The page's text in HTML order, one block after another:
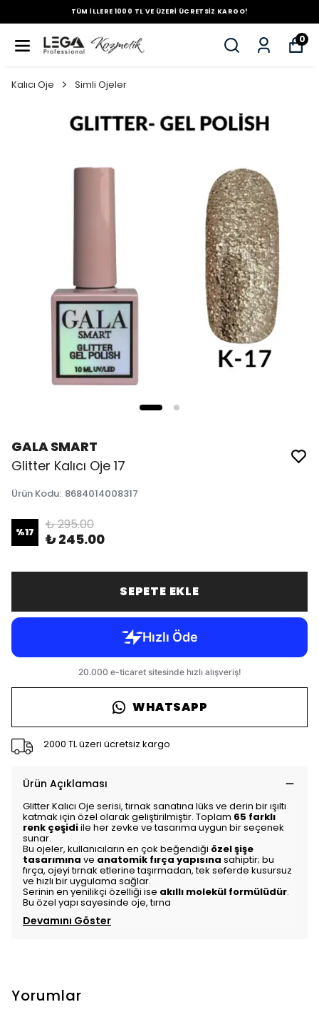
TÜM İLLERE 1000 TL VE ÜZERİ ÜCRETSİZ KARGO!
0
Kalıcı Oje Simli Ojeler
GALA SMART
Glitter Kalıcı Oje 17
Ürün Kodu: 8684014008317
%17 ₺ 295.00
₺ 245.00
SEPETE EKLE
WHATSAPP
2000 TL üzeri ücretsiz kargo
Ürün Açıklaması
Glitter Kalıcı Oje serisi, tırnak sanatına lüks ve derin bir ışıltı
katmak için özel olarak geliştirilmiştir. Toplam 65 farklı
renk çeşidiile her zevke ve tasarıma uygun bir seçenek
sunar.
Bu ojeler, kullanıcıların en çok beğendiği özel şişe
tasarımına ve anatomik fırça yapısına sahiptir; bu
fırça, ojeyi tırnak etlerine taşırmadan, tek seferde kusursuz
ve hızlı bir uygulama sağlar.
Serinin en yenilikçi özelliği ise akıllı molekül formülüdür.
Bu özel yapı sayesinde oje, tırna
Devamını Göster
Yorumlar